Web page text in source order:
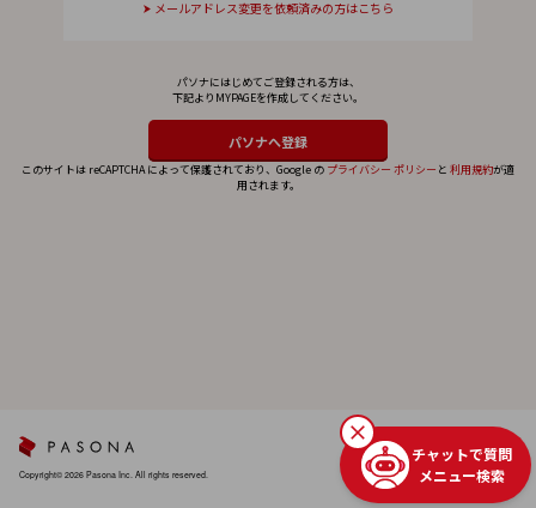
メールアドレス変更を依頼済みの方はこちら
パソナにはじめてご登録される方は、
下記よりMYPAGEを作成してください。
このサイトは reCAPTCHA によって保護されており、Google の プライバシー ポリシー と 利用規約が適
用されます。
Copyright© 2026 Pasona Inc. All rights reserved.
チャットで質問
メニュー検索